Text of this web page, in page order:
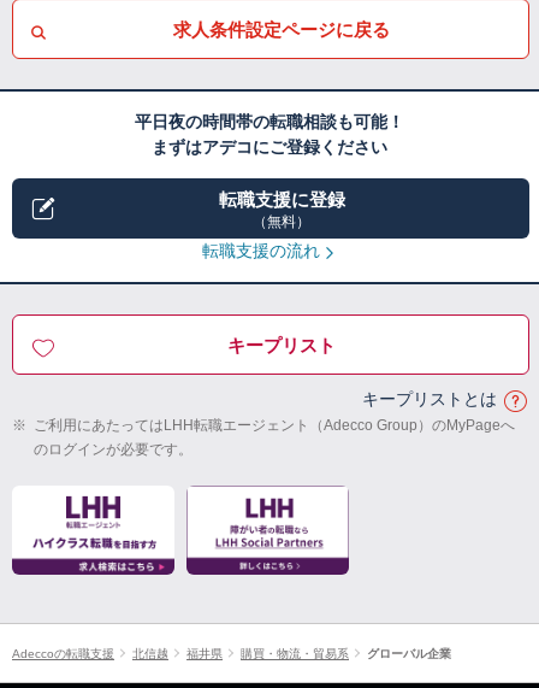
求人条件設定ページに戻る
平日夜の時間帯の転職相談も可能！
まずはアデコにご登録ください
転職支援に登録
（無料）
転職支援の流れ
キープリスト
キープリストとは
※ ご利用にあたってはLHH転職エージェント（Adecco Group）のMyPageへ
のログインが必要です。
Adeccoの転職支援 北信越 福井県 購買・物流・貿易系 グローバル企業